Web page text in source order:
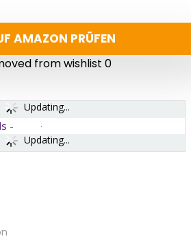
AMAZON PRÜFEN
from wishlist 0
Updating...
Updating...
-